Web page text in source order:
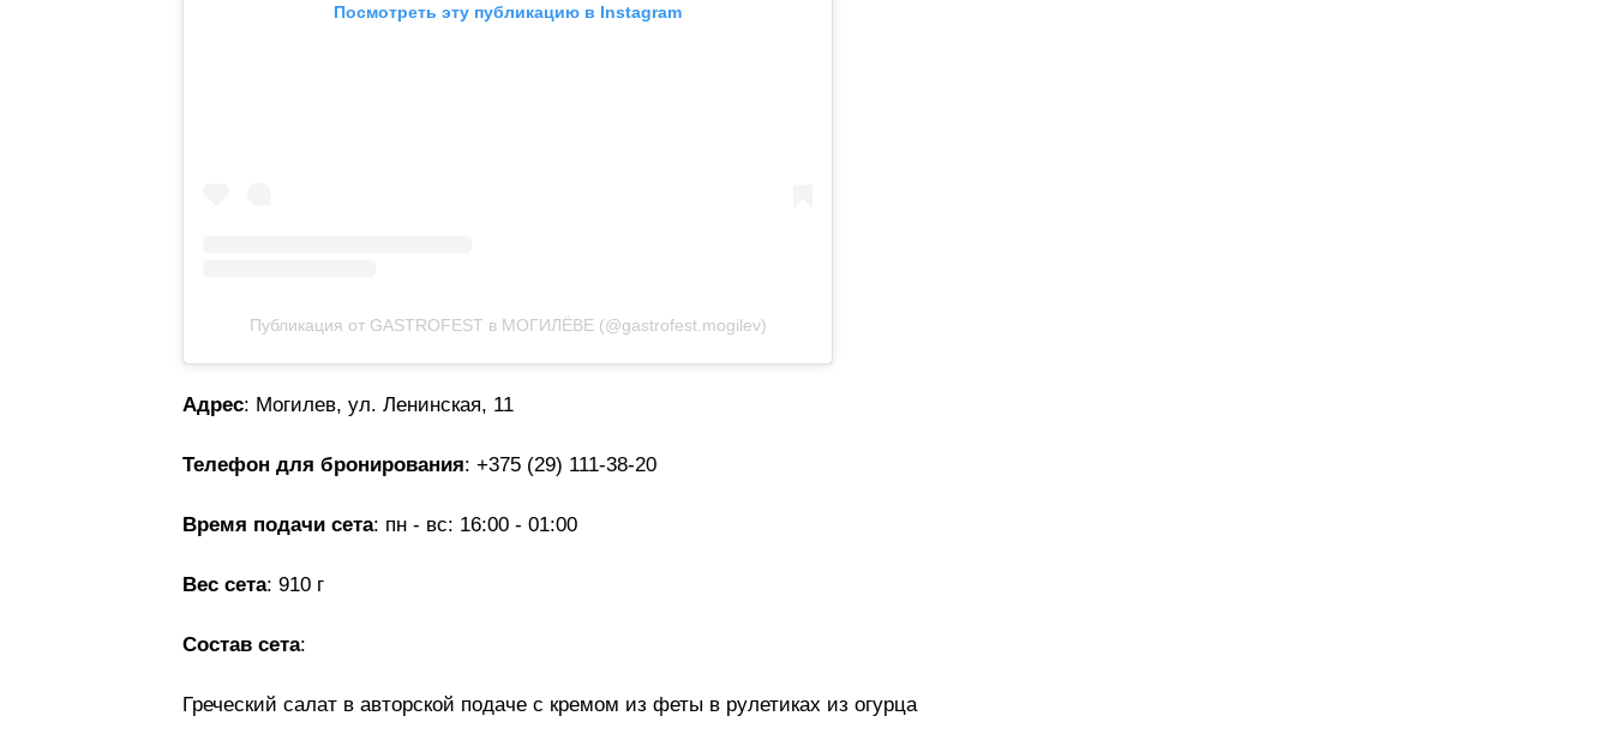
Посмотреть эту публикацию в Instagram
Публикация от GASTROFEST в МОГИЛЁВЕ (@gastrofest.mogilev)
Адрес: Могилев, ул. Ленинская, 11
Телефон для бронирования: +375 (29) 111-38-20
Время подачи сета: пн - вс: 16:00 - 01:00
Вес сета: 910 г
Состав сета:
Греческий салат в авторской подаче с кремом из феты в рулетиках из огурца